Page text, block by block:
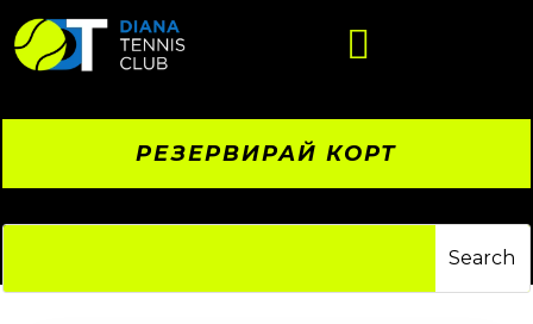

РЕЗЕРВИРАЙ КОРТ